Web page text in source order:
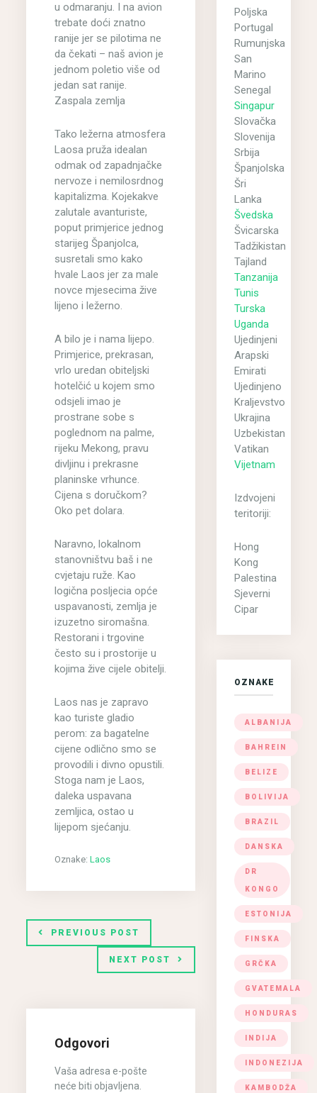
u odmaranju. I na avion
trebate doći znatno
ranije jer se pilotima ne
da čekati – naš avion je
jednom poletio više od
jedan sat ranije.
Zaspala zemlja
Tako ležerna atmosfera
Laosa pruža idealan
odmak od zapadnjačke
nervoze i nemilosrdnog
kapitalizma. Kojekakve
zalutale avanturiste,
poput primjerice jednog
starijeg Španjolca,
susretali smo kako
hvale Laos jer za male
novce mjesecima žive
lijeno i ležerno.
A bilo je i nama lijepo.
Primjerice, prekrasan,
vrlo uredan obiteljski
hotelčić u kojem smo
odsjeli imao je
prostrane sobe s
poglednom na palme,
rijeku Mekong, pravu
divljinu i prekrasne
planinske vrhunce.
Cijena s doručkom?
Oko pet dolara.
Naravno, lokalnom
stanovništvu baš i ne
cvjetaju ruže. Kao
logična posljecia opće
uspavanosti, zemlja je
izuzetno siromašna.
Restorani i trgovine
često su i prostorije u
kojima žive cijele obitelji.
Laos nas je zapravo
kao turiste gladio
perom: za bagatelne
cijene odlično smo se
provodili i divno opustili.
Stoga nam je Laos,
daleka uspavana
zemljica, ostao u
lijepom sjećanju.
Oznake:Laos
PREVIOUS POST
NEXT POST
Odgovori
Vaša adresa e-pošte
neće biti objavljena.
Poljska
Portugal
Rumunjska
San
Marino
Senegal
Singapur
Slovačka
Slovenija
Srbija
Španjolska
Šri
Lanka
Švedska
Švicarska
Tadžikistan
Tajland
Tanzanija
Tunis
Turska
Uganda
Ujedinjeni
Arapski
Emirati
Ujedinjeno
Kraljevstvo
Ukrajina
Uzbekistan
Vatikan
Vijetnam
Izdvojeni
teritoriji:
Hong
Kong
Palestina
Sjeverni
Cipar
OZNAKE
ALBANIJA
BAHREIN
BELIZE
BOLIVIJA
BRAZIL
DANSKA
DR
KONGO
ESTONIJA
FINSKA
GRČKA
GVATEMALA
HONDURAS
INDIJA
INDONEZIJA
KAMBODŽA